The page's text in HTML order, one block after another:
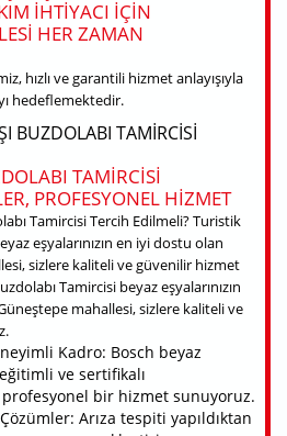
IHTIYACI IÇIN
HER ZAMAN
hızlı ve garantili hizmet anlayışıyla
hedeflemektedir.
BUZDOLABI TAMIRCISI
TAMIRCISI
PROFESYONEL HIZMET
Tamircisi Tercih Edilmeli? Turistik
eşyalarınızın en iyi dostu olan
sizlere kaliteli ve güvenilir hizmet
Tamircisi beyaz eşyalarınızın
mahallesi, sizlere kaliteli ve
Kadro: Bosch beyaz
ve sertifikalı
bir hizmet sunuyoruz.
Arıza tespiti yapıldıktan